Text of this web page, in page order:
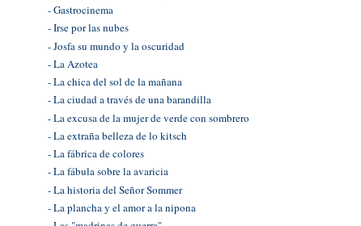
- Gastrocinema
- Irse por las nubes
- Josfa su mundo y la oscuridad
- La Azotea
- La chica del sol de la mañana
- La ciudad a través de una barandilla
- La excusa de la mujer de verde con sombrero
- La extraña belleza de lo kitsch
- La fábrica de colores
- La fábula sobre la avaricia
- La historia del Señor Sommer
- La plancha y el amor a la nipona